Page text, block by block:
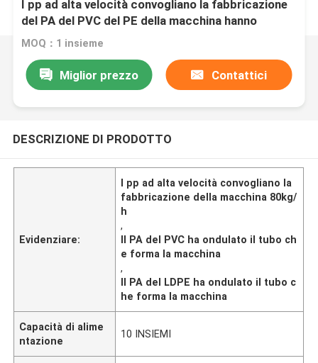
I pp ad alta velocità convogliano la fabbricazione
del PA del PVC del PE della macchina hanno
ondulato il tubo che forma la macchina
MOQ：1 insieme
Miglior prezzo Contattici
DESCRIZIONE DI PRODOTTO
Evidenziare:
I pp ad alta velocità convogliano la
fabbricazione della macchina 80kg/
h
,
Il PA del PVC ha ondulato il tubo ch
e forma la macchina
,
Il PA del LDPE ha ondulato il tubo c
he forma la macchina
Capacità di alime
ntazione
10 INSIEMI